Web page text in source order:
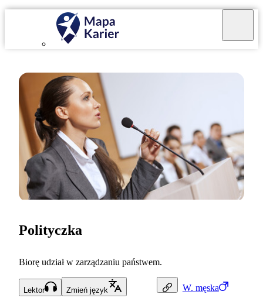
W. męska
Polityczka
Biorę udział w zarządzaniu państwem.
Lektor Zmień język